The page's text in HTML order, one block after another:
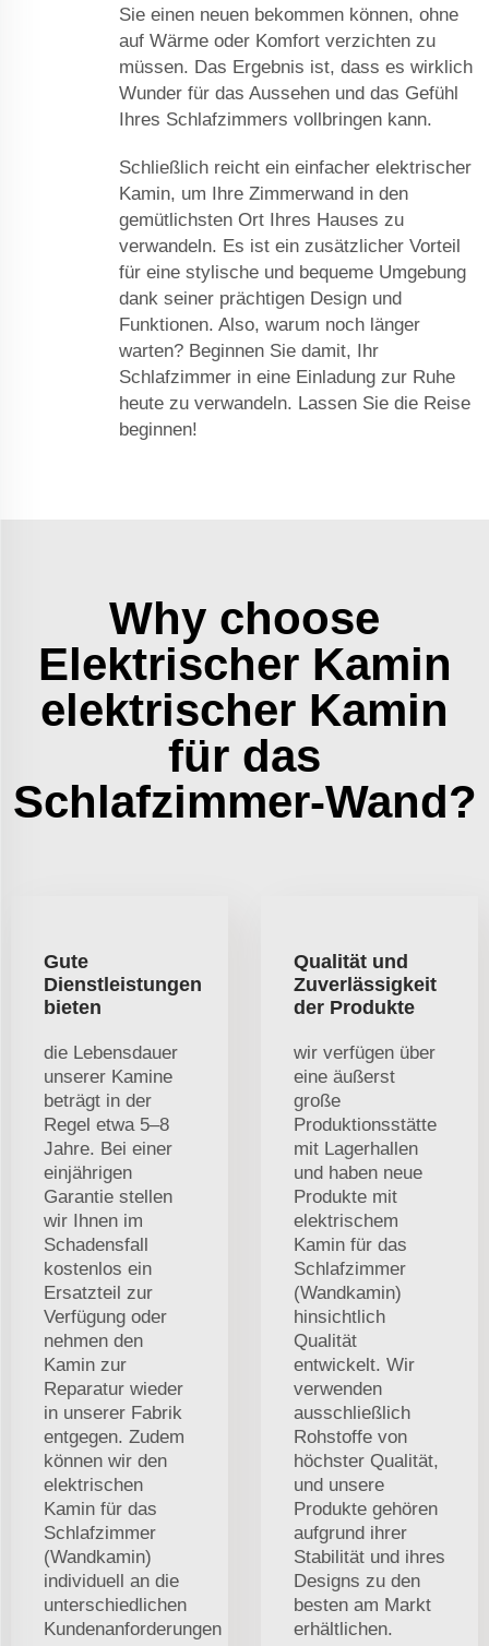
Sie einen neuen bekommen können, ohne
auf Wärme oder Komfort verzichten zu
müssen. Das Ergebnis ist, dass es wirklich
Wunder für das Aussehen und das Gefühl
Ihres Schlafzimmers vollbringen kann.
Schließlich reicht ein einfacher elektrischer
Kamin, um Ihre Zimmerwand in den
gemütlichsten Ort Ihres Hauses zu
verwandeln. Es ist ein zusätzlicher Vorteil
für eine stylische und bequeme Umgebung
dank seiner prächtigen Design und
Funktionen. Also, warum noch länger
warten? Beginnen Sie damit, Ihr
Schlafzimmer in eine Einladung zur Ruhe
heute zu verwandeln. Lassen Sie die Reise
beginnen!
Why choose
Elektrischer Kamin
elektrischer Kamin
für das
Schlafzimmer-Wand?
Gute
Dienstleistungen
bieten
die Lebensdauer
unserer Kamine
beträgt in der
Regel etwa 5–8
Jahre. Bei einer
einjährigen
Garantie stellen
wir Ihnen im
Schadensfall
kostenlos ein
Ersatzteil zur
Verfügung oder
nehmen den
Kamin zur
Reparatur wieder
in unserer Fabrik
entgegen. Zudem
können wir den
elektrischen
Kamin für das
Schlafzimmer
(Wandkamin)
individuell an die
unterschiedlichen
Kundenanforderungen
Qualität und
Zuverlässigkeit
der Produkte
wir verfügen über
eine äußerst
große
Produktionsstätte
mit Lagerhallen
und haben neue
Produkte mit
elektrischem
Kamin für das
Schlafzimmer
(Wandkamin)
hinsichtlich
Qualität
entwickelt. Wir
verwenden
ausschließlich
Rohstoffe von
höchster Qualität,
und unsere
Produkte gehören
aufgrund ihrer
Stabilität und ihres
Designs zu den
besten am Markt
erhältlichen.